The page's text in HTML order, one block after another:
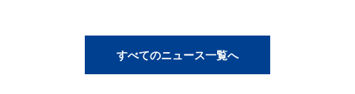
すべてのニュース一覧へ